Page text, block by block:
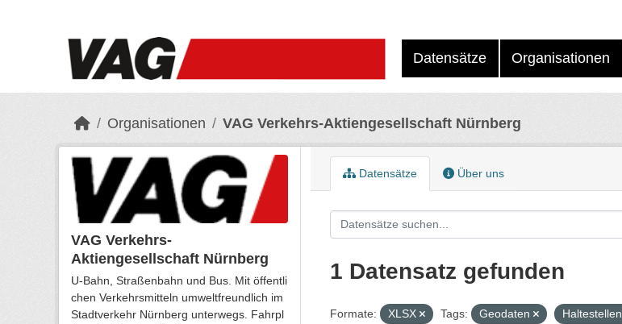
Datensätze Organisationen
Organisationen VAG Verkehrs-Aktiengesellschaft Nürnberg
VAG Verkehrs-
Aktiengesellschaft Nürnberg
U-Bahn, Straßenbahn und Bus. Mit öffentli
chen Verkehrsmitteln umweltfreundlich im
Stadtverkehr Nürnberg unterwegs. Fahrpl
Datensätze Über uns
1 Datensatz gefunden
Formate: XLSX Tags: Geodaten Haltestellen